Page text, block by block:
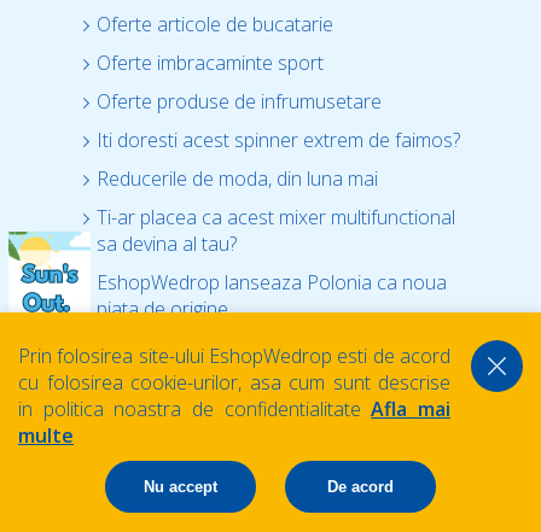
Oferte articole de bucatarie
Oferte imbracaminte sport
Oferte produse de infrumusetare
Iti doresti acest spinner extrem de faimos?
Reducerile de moda, din luna mai
Ti-ar placea ca acest mixer multifunctional
sa devina al tau?
EshopWedrop lanseaza Polonia ca noua
piata de origine
Este de acum mult mai simplu sa cumperi
din magazinele online poloneze!
EshopWedrop isi muta depozitul!
Reduceri pentru mobilierul de gradina
Prin folosirea site-ului EshopWedrop esti de acord
cu folosirea cookie-urilor, asa cum sunt descrise
in politica noastra de confidentialitateAfla mai
multe
Nu accept De acord